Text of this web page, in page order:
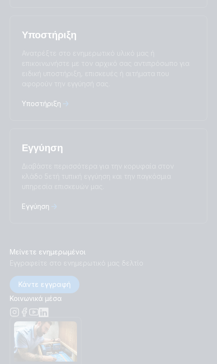
Suomalainen
Русский
Українська
中國人
Subscribe
Υποστήριξη
Ανατρέξτε στο ενημερωτικό υλικό μας ή
επικοινωνήστε με τον αρχικό σας αντιπρόσωπο για
ειδική υποστήριξη, επισκευές ή αιτήματα που
αφορούν την εγγύησή σας.
Υποστήριξη
Εγγύηση
Διαβάστε περισσότερα για την κορυφαία στον
κλάδο 5ετή τυπική εγγύηση και την παγκόσμια
υπηρεσία επισκευών μας.
Εγγύηση
Μείνετε ενημερωμένοι
Εγγραφείτε στο ενημερωτικό μας δελτίο
Κάντε εγγραφή
Κοινωνικά μέσα